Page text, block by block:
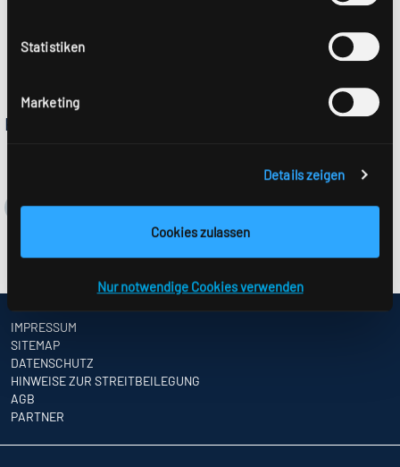
Statistiken
Marketing
Details zeigen
Cookies zulassen
Nur notwendige Cookies verwenden
H140-PROFIL
IMPRESSUM
SITEMAP
DATENSCHUTZ
HINWEISE ZUR STREITBEILEGUNG
AGB
PARTNER